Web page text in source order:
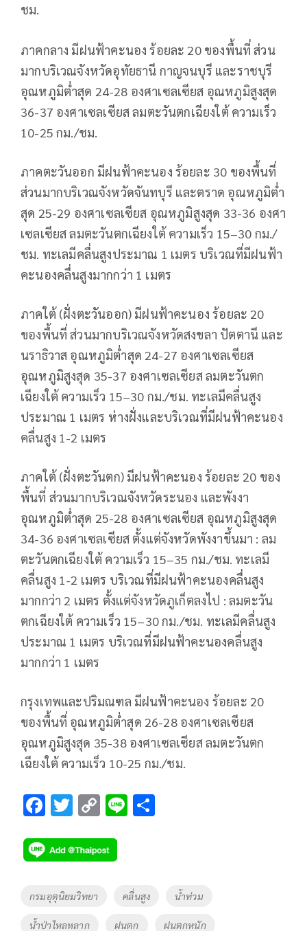
ชม.
ภาคกลาง มีฝนฟ้าคะนอง ร้อยละ 20 ของพื้นที่ ส่วน
มากบริเวณจังหวัดอุทัยธานี กาญจนบุรี และราชบุรี
อุณหภูมิต่ำสุด 24-28 องศาเซลเซียส อุณหภูมิสูงสุด
36-37 องศาเซลเซียส ลมตะวันตกเฉียงใต้ ความเร็ว
10-25 กม./ชม.
ภาคตะวันออก มีฝนฟ้าคะนอง ร้อยละ 30 ของพื้นที่
ส่วนมากบริเวณจังหวัดจันทบุรี และตราด อุณหภูมิต่ำ
สุด 25-29 องศาเซลเซียส อุณหภูมิสูงสุด 33-36 องศา
เซลเซียส ลมตะวันตกเฉียงใต้ ความเร็ว 15–30 กม./
ชม. ทะเลมีคลื่นสูงประมาณ 1 เมตร บริเวณที่มีฝนฟ้า
คะนองคลื่นสูงมากกว่า 1 เมตร
ภาคใต้ (ฝั่งตะวันออก) มีฝนฟ้าคะนอง ร้อยละ 20
ของพื้นที่ ส่วนมากบริเวณจังหวัดสงขลา ปัตตานี และ
นราธิวาส อุณหภูมิต่ำสุด 24-27 องศาเซลเซียส
อุณหภูมิสูงสุด 35-37 องศาเซลเซียส ลมตะวันตก
เฉียงใต้ ความเร็ว 15–30 กม./ชม. ทะเลมีคลื่นสูง
ประมาณ 1 เมตร ห่างฝั่งและบริเวณที่มีฝนฟ้าคะนอง
คลื่นสูง 1-2 เมตร
ภาคใต้ (ฝั่งตะวันตก) มีฝนฟ้าคะนอง ร้อยละ 20 ของ
พื้นที่ ส่วนมากบริเวณจังหวัดระนอง และพังงา
อุณหภูมิต่ำสุด 25-28 องศาเซลเซียส อุณหภูมิสูงสุด
34-36 องศาเซลเซียส ตั้งแต่จังหวัดพังงาขึ้นมา : ลม
ตะวันตกเฉียงใต้ ความเร็ว 15–35 กม./ชม. ทะเลมี
คลื่นสูง 1-2 เมตร บริเวณที่มีฝนฟ้าคะนองคลื่นสูง
มากกว่า 2 เมตร ตั้งแต่จังหวัดภูเก็ตลงไป : ลมตะวัน
ตกเฉียงใต้ ความเร็ว 15–30 กม./ชม. ทะเลมีคลื่นสูง
ประมาณ 1 เมตร บริเวณที่มีฝนฟ้าคะนองคลื่นสูง
มากกว่า 1 เมตร
กรุงเทพและปริมณฑล มีฝนฟ้าคะนอง ร้อยละ 20
ของพื้นที่ อุณหภูมิต่ำสุด 26-28 องศาเซลเซียส
อุณหภูมิสูงสุด 35-38 องศาเซลเซียส ลมตะวันตก
เฉียงใต้ ความเร็ว 10-25 กม./ชม.
F
e
b
o
o
T
tt
er
C
p
y
Li
Tags
กรมอุตุนิยมวิทยา คลื่นสูง น้ำท่วม
น้ำป่าไหลหลาก ฝนตก ฝนตกหนัก